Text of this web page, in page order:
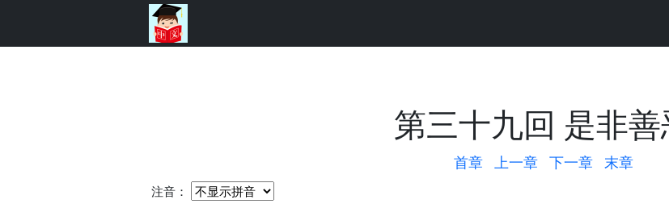
第三十九回 是非
首章 上一章 下一章 末章
注音：